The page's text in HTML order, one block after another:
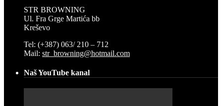
STR BROWNING
Ul. Fra Grge Martića bb
Kreševo
Tel: (+387) 063/ 210 – 712
Mail: str_browning@hotmail.com
Naš YouTube kanal